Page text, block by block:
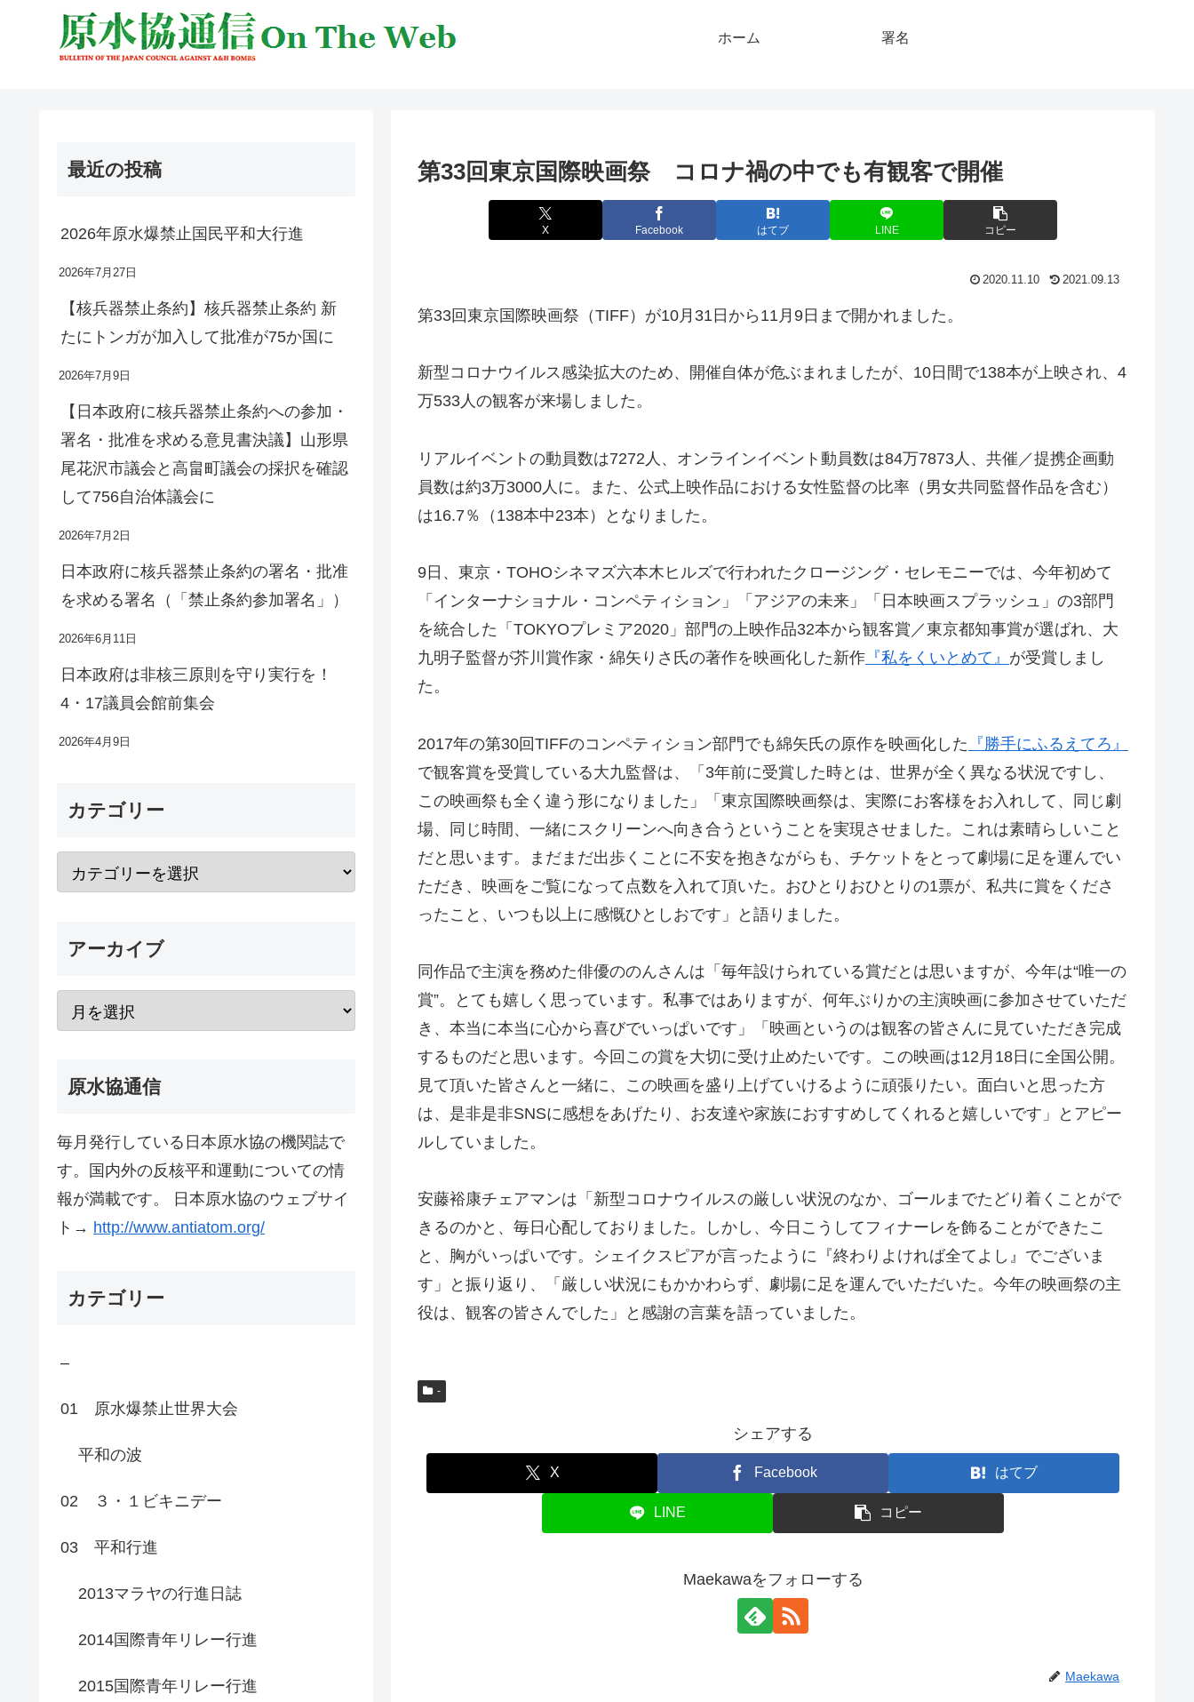
ホーム 署名
第33回東京国際映画祭 コロナ禍の中でも有観客で開催
X Facebook はてブ LINE コピー
2020.11.10 2021.09.13
第33回東京国際映画祭（TIFF）が10月31日から11月9日まで開かれました。
新型コロナウイルス感染拡大のため、開催自体が危ぶまれましたが、10日間で138本が上映され、4
万533人の観客が来場しました。
リアルイベントの動員数は7272人、オンラインイベント動員数は84万7873人、共催／提携企画動
員数は約3万3000人に。また、公式上映作品における女性監督の比率（男女共同監督作品を含む）
は16.7％（138本中23本）となりました。
9日、東京・TOHOシネマズ六本木ヒルズで行われたクロージング・セレモニーでは、今年初めて
「インターナショナル・コンペティション」「アジアの未来」「日本映画スプラッシュ」の3部門
を統合した「TOKYOプレミア2020」部門の上映作品32本から観客賞／東京都知事賞が選ばれ、大
九明子監督が芥川賞作家・綿矢りさ氏の著作を映画化した新作 『私をくいとめて』 が受賞しまし
た。
2017年の第30回TIFFのコンペティション部門でも綿矢氏の原作を映画化した 『勝手にふるえてろ』
で観客賞を受賞している大九監督は、「3年前に受賞した時とは、世界が全く異なる状況ですし、
この映画祭も全く違う形になりました」「東京国際映画祭は、実際にお客様をお入れして、同じ劇
場、同じ時間、一緒にスクリーンへ向き合うということを実現させました。これは素晴らしいこと
だと思います。まだまだ出歩くことに不安を抱きながらも、チケットをとって劇場に足を運んでい
ただき、映画をご覧になって点数を入れて頂いた。おひとりおひとりの1票が、私共に賞をくださ
ったこと、いつも以上に感慨ひとしおです」と語りました。
同作品で主演を務めた俳優ののんさんは「毎年設けられている賞だとは思いますが、今年は“唯一の
賞”。とても嬉しく思っています。私事ではありますが、何年ぶりかの主演映画に参加させていただ
き、本当に本当に心から喜びでいっぱいです」「映画というのは観客の皆さんに見ていただき完成
するものだと思います。今回この賞を大切に受け止めたいです。この映画は12月18日に全国公開。
見て頂いた皆さんと一緒に、この映画を盛り上げていけるように頑張りたい。面白いと思った方
は、是非是非SNSに感想をあげたり、お友達や家族におすすめしてくれると嬉しいです」とアピー
ルしていました。
安藤裕康チェアマンは「新型コロナウイルスの厳しい状況のなか、ゴールまでたどり着くことがで
きるのかと、毎日心配しておりました。しかし、今日こうしてフィナーレを飾ることができたこ
と、胸がいっぱいです。シェイクスピアが言ったように『終わりよければ全てよし』でございま
す」と振り返り、「厳しい状況にもかかわらず、劇場に足を運んでいただいた。今年の映画祭の主
役は、観客の皆さんでした」と感謝の言葉を語っていました。
-
シェアする
X Facebook はてブ
LINE コピー
Maekawaをフォローする
Maekawa
最近の投稿
2026年原水爆禁止国民平和大行進
2026年7月27日
【核兵器禁止条約】核兵器禁止条約 新
たにトンガが加入して批准が75か国に
2026年7月9日
【日本政府に核兵器禁止条約への参加・
署名・批准を求める意見書決議】山形県
尾花沢市議会と高畠町議会の採択を確認
して756自治体議会に
2026年7月2日
日本政府に核兵器禁止条約の署名・批准
を求める署名（「禁止条約参加署名」）
2026年6月11日
日本政府は非核三原則を守り実行を！
4・17議員会館前集会
2026年4月9日
カテゴリー
アーカイブ
原水協通信
毎月発行している日本原水協の機関誌で
す。国内外の反核平和運動についての情
報が満載です。 日本原水協のウェブサイ
ト→ http://www.antiatom.org/
カテゴリー
–
01 原水爆禁止世界大会
平和の波
02 ３・１ビキニデー
03 平和行進
2013マラヤの行進日誌
2014国際青年リレー行進
2015国際青年リレー行進